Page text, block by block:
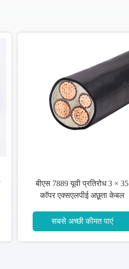
बीएस 7889 यूवी प्रतिरोध 3 × 35
कॉपर एक्सएलपीई अछूता केबल
सबसे अच्छी कीमत पाएं